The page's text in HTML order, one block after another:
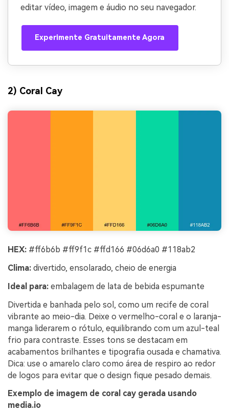
editar vídeo, imagem e áudio no seu navegador.
Experimente Gratuitamente Agora
2) Coral Cay
HEX: #ff6b6b #ff9f1c #ffd166 #06d6a0 #118ab2
Clima: divertido, ensolarado, cheio de energia
Ideal para: embalagem de lata de bebida espumante
Divertida e banhada pelo sol, como um recife de coral
vibrante ao meio-dia. Deixe o vermelho-coral e o laranja-
manga liderarem o rótulo, equilibrando com um azul-teal
frio para contraste. Esses tons se destacam em
acabamentos brilhantes e tipografia ousada e chamativa.
Dica: use o amarelo claro como área de respiro ao redor
de logos para evitar que o design fique pesado demais.
Exemplo de imagem de coral cay gerada usando
media.io